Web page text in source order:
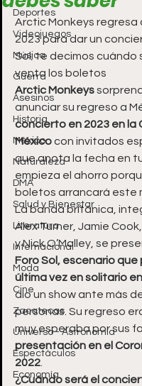
Deportes
Videojuegos
Música
Guerra
Asesinos
Historia
México
Naturaleza
DMA
Salud y Bienestar
Literatura
Internacional
Moda
Cine
Zacatecas
Universo - Astronomía
Espectáculos
Economía
Arctic Monkeys regresa
2023 para dar un
Sol; te decimos cuándo
venta los boletos
Arctic Monkeys
anunciar su regreso a
concierto en 2023 en la
México con invitados
que anota la fecha en
empieza el ahorro
boletos arrancará este
La banda británica,
Alex Turner, Jamie
y Nick O’Malley, se
Foro Sol, escenario que
última vez en solitario
dio un show ante más de
personas. Su regreso
muy esperaba por sus
presentación en el
2022
¿Cuándo será el